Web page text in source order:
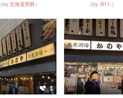
（by 北海道男爵） （by -911-）
1